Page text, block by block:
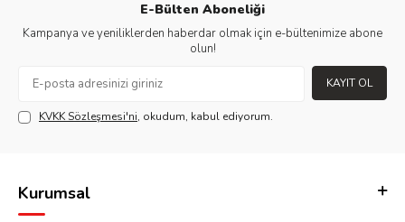
E-Bülten Aboneliği
Kampanya ve yeniliklerden haberdar olmak için e-bültenimize abone
olun!
KAYIT OL
KVKK Sözleşmesi'ni, okudum, kabul ediyorum.
Kurumsal